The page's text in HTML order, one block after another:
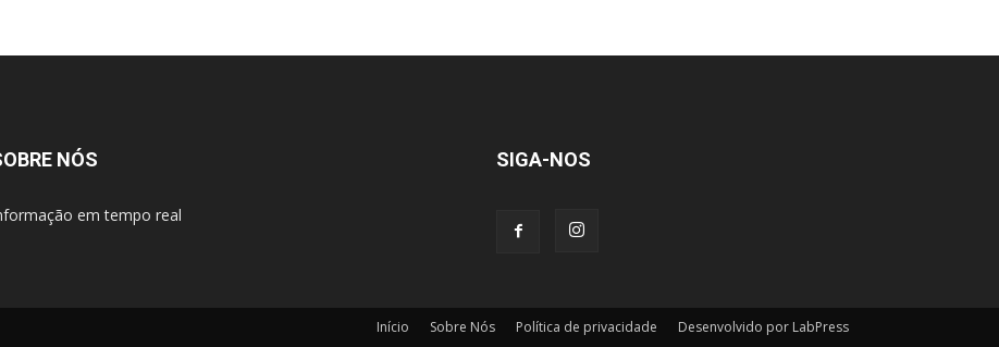
NÓS
em tempo real
SIGA-NOS
Início Sobre Nós Política de privacidade Desenvolvido por LabPress